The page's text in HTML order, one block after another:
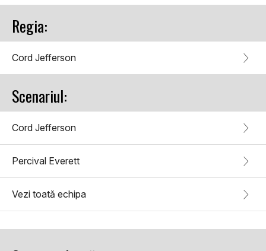
Regia:
Cord Jefferson
Scenariul:
Cord Jefferson
Percival Everett
Vezi toată echipa